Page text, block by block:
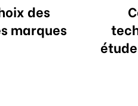
des
marques